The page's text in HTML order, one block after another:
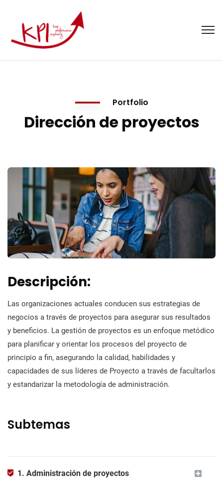
Portfolio
Dirección de proyectos
Descripción:
Las organizaciones actuales conducen sus estrategias de
negocios a través de proyectos para asegurar sus resultados
y beneficios. La gestión de proyectos es un enfoque metódico
para planificar y orientar los procesos del proyecto de
principio a fin, asegurando la calidad, habilidades y
capacidades de sus líderes de Proyecto a través de facultarlos
y estandarizar la metodología de administración.
Subtemas
1. Administración de proyectos